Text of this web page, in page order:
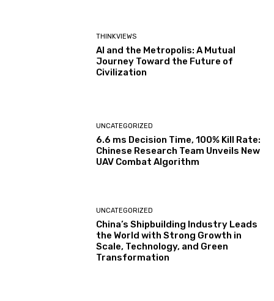
THINKVIEWS
AI and the Metropolis: A Mutual
Journey Toward the Future of
Civilization
UNCATEGORIZED
6.6 ms Decision Time, 100% Kill Rate:
Chinese Research Team Unveils New
UAV Combat Algorithm
UNCATEGORIZED
China’s Shipbuilding Industry Leads
the World with Strong Growth in
Scale, Technology, and Green
Transformation